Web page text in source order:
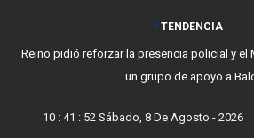
TENDENCIA
Reino pidió reforzar la presencia policial y el
un grupo de apoyo a
10 : 41 : 53 Sábado, 8 De Agosto - 2026